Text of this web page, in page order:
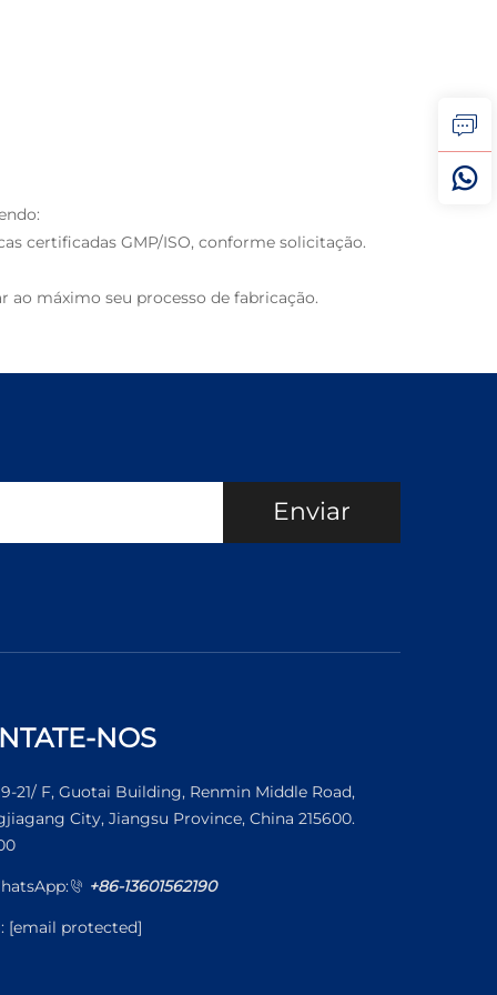
certificadas GMP/ISO, conforme solicitação.
ao máximo seu processo de fabricação.
Enviar
NOS
21/ F, Guotai Building, Renmin Middle Road,
City, Jiangsu Province, China 215600.
+86-13601562190
[email protected]